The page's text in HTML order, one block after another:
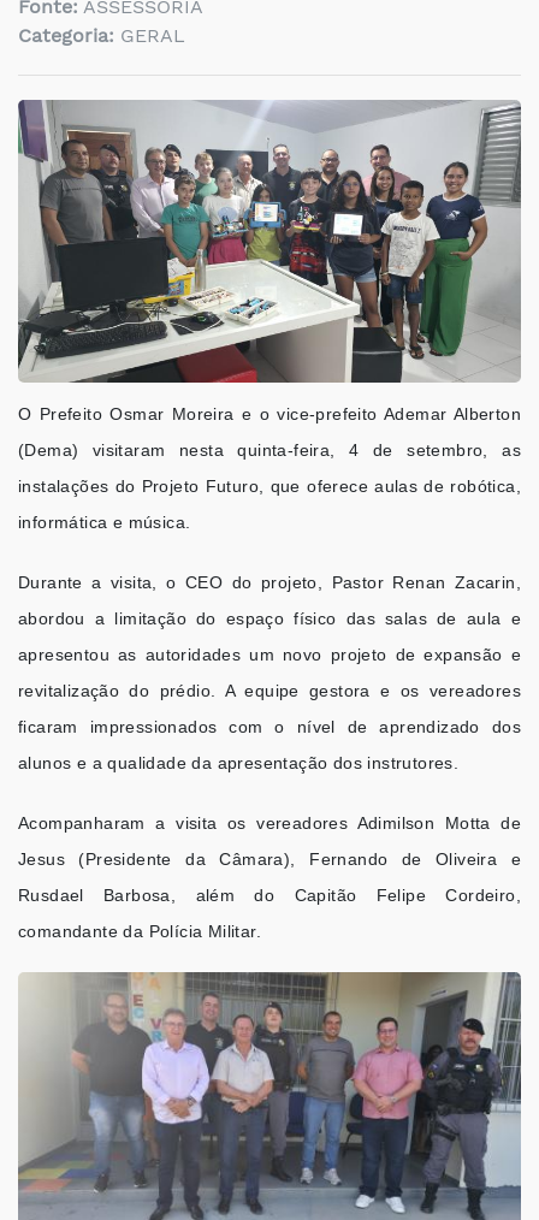
Fonte: ASSESSORIA
Categoria: GERAL
O Prefeito Osmar Moreira e o vice-prefeito Ademar Alberton
(Dema) visitaram nesta quinta-feira, 4 de setembro, as
instalações do Projeto Futuro, que oferece aulas de robótica,
informática e música.
Durante a visita, o CEO do projeto, Pastor Renan Zacarin,
abordou a limitação do espaço físico das salas de aula e
apresentou as autoridades um novo projeto de expansão e
revitalização do prédio. A equipe gestora e os vereadores
ficaram impressionados com o nível de aprendizado dos
alunos e a qualidade da apresentação dos instrutores.
Acompanharam a visita os vereadores Adimilson Motta de
Jesus (Presidente da Câmara), Fernando de Oliveira e
Rusdael Barbosa, além do Capitão Felipe Cordeiro,
comandante da Polícia Militar.